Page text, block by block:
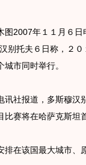
2007年１１月６日
别托夫６日称，２
市同时举行。
报道，多斯穆汉别
比赛将在哈萨克斯坦
在该国最大城市、原